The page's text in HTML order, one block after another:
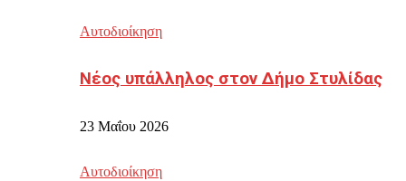
Αυτοδιοίκηση
Νέος υπάλληλος στον Δήμο Στυλίδας
23 Μαΐου 2026
Αυτοδιοίκηση